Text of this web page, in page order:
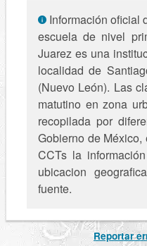
Información oficial
escuela de nivel
Juarez es una
localidad de
(Nuevo León). Las
matutino en zona
recopilada por
Gobierno de
CCTs la
ubicacion
fuente.
Reportar